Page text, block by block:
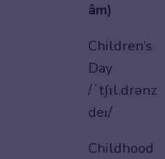
âm)
Children’s
Day
/ˈtʃɪl.drənz
deɪ/
Childhood